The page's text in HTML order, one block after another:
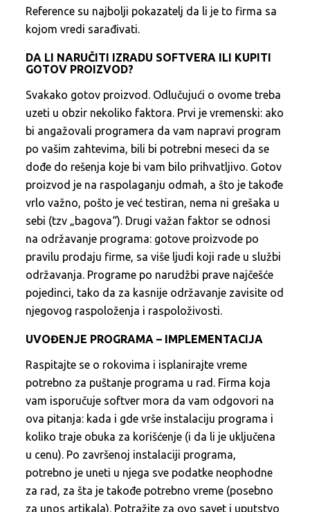
Reference su najbolji pokazatelj da li je to firma sa
kojom vredi sarađivati.
DA LI NARUČITI IZRADU SOFTVERA ILI KUPITI
GOTOV PROIZVOD?
Svakako gotov proizvod. Odlučujući o ovome treba
uzeti u obzir nekoliko faktora. Prvi je vremenski: ako
bi angažovali programera da vam napravi program
po vašim zahtevima, bili bi potrebni meseci da se
dođe do rešenja koje bi vam bilo prihvatljivo. Gotov
proizvod je na raspolaganju odmah, a što je takođe
vrlo važno, pošto je već testiran, nema ni grešaka u
sebi (tzv „bagova“). Drugi važan faktor se odnosi
na održavanje programa: gotove proizvode po
pravilu prodaju firme, sa više ljudi koji rade u službi
održavanja. Programe po narudžbi prave najčešće
pojedinci, tako da za kasnije održavanje zavisite od
njegovog raspoloženja i raspoloživosti.
UVOĐENJE PROGRAMA – IMPLEMENTACIJA
Raspitajte se o rokovima i isplanirajte vreme
potrebno za puštanje programa u rad. Firma koja
vam isporučuje softver mora da vam odgovori na
ova pitanja: kada i gde vrše instalaciju programa i
koliko traje obuka za korišćenje (i da li je uključena
u cenu). Po završenoj instalaciji programa,
potrebno je uneti u njega sve podatke neophodne
za rad, za šta je takođe potrebno vreme (posebno
za unos artikala). Potražite za ovo savet i uputstvo